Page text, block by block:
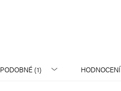
PODOBNÉ (1) HODNOCENÍ